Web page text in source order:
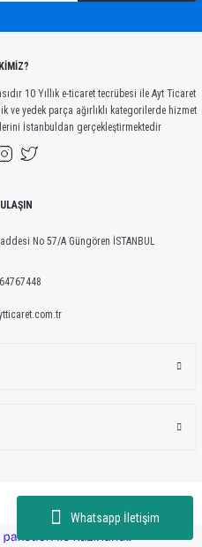
Whatsapp İletişim
10 Yıllık e-ticaret tecrübesi ile Ayt Ticaret
ve yedek parça ağırlıklı kategorilerde hizmet
İstanbuldan gerçekleştirmektedir
No 57/A Güngören İSTANBUL